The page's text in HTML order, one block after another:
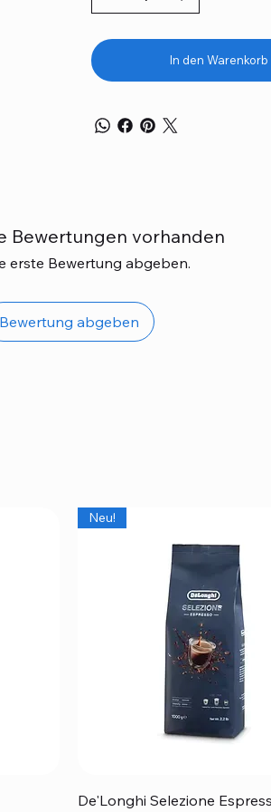
In den Warenkorb
Bewertungen vorhanden
erste Bewertung abgeben.
Bewertung abgeben
Schnellansicht
Neu!
De'Longhi Selezione